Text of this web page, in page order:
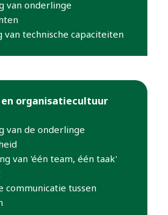
van onderlinge
van technische capaciteiten
organisatiecultuur
van de onderlinge
van 'één team, één taak'
communicatie tussen